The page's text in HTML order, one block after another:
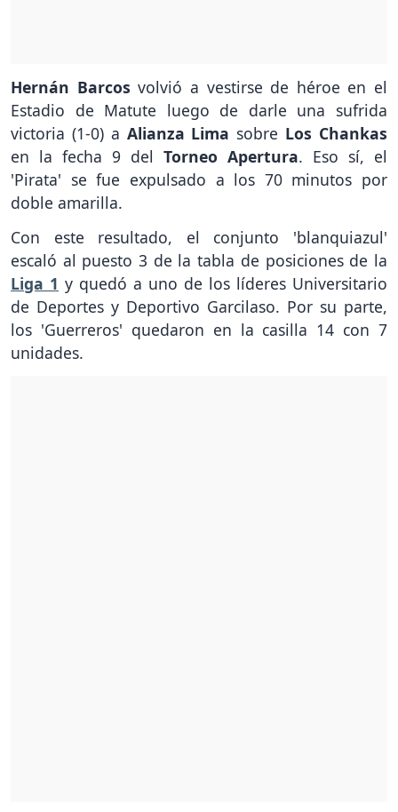
Hernán Barcos volvió a vestirse de héroe en el
Estadio de Matute luego de darle una sufrida
victoria (1-0) a Alianza Lima sobre Los Chankas
en la fecha 9 del Torneo Apertura. Eso sí, el
'Pirata' se fue expulsado a los 70 minutos por
doble amarilla.
Con este resultado, el conjunto 'blanquiazul'
escaló al puesto 3 de la tabla de posiciones de la
Liga 1 y quedó a uno de los líderes Universitario
de Deportes y Deportivo Garcilaso. Por su parte,
los 'Guerreros' quedaron en la casilla 14 con 7
unidades.